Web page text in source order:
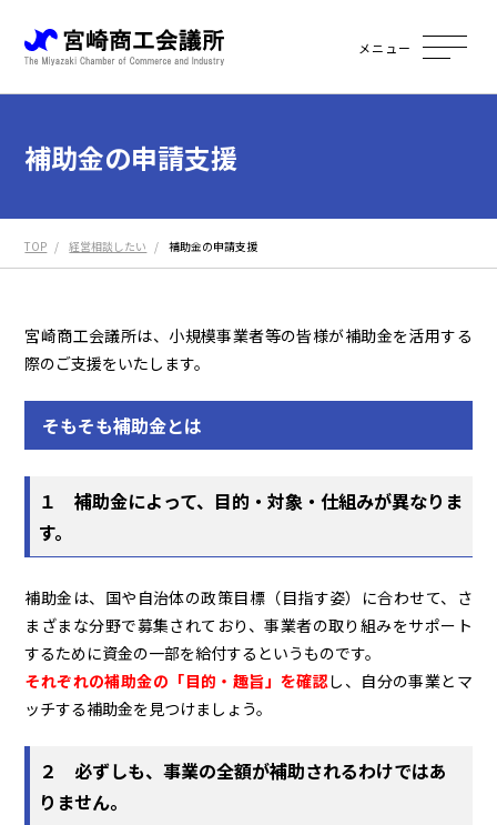
メニュー
補助金の申請支援
TOP 経営相談したい 補助金の申請支援
宮崎商工会議所は、小規模事業者等の皆様が補助金を活用する
際のご支援をいたします。
そもそも補助金とは
１補助金によって、目的・対象・仕組みが異なりま
す。
補助金は、国や自治体の政策目標（目指す姿）に合わせて、さ
まざまな分野で募集されており、事業者の取り組みをサポート
するために資金の一部を給付するというものです。
それぞれの補助金の「目的・趣旨」を確認し、自分の事業とマ
ッチする補助金を見つけましょう。
２必ずしも、事業の全額が補助されるわけではあ
りません。